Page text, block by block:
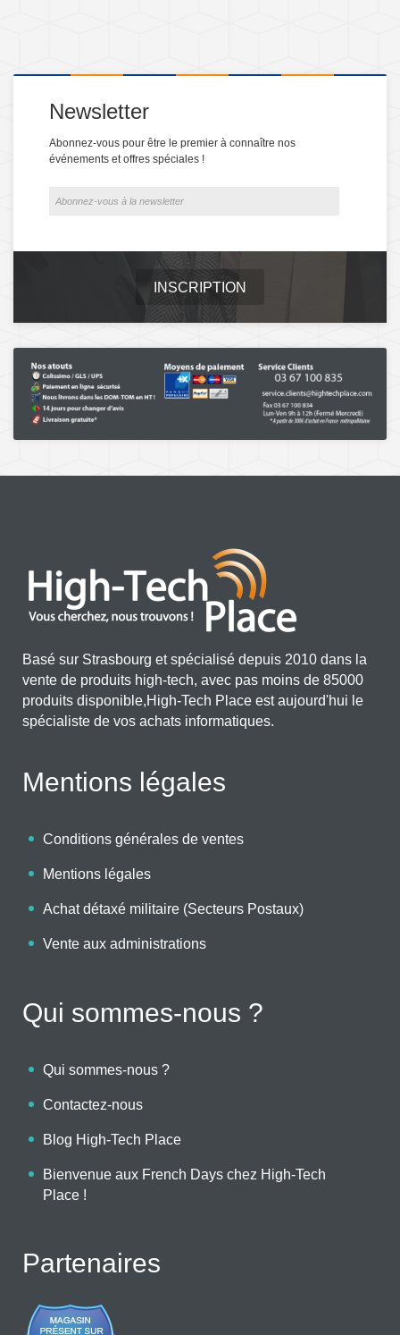
Newsletter
Abonnez-vous pour être le premier à connaître nos
événements et offres spéciales !
INSCRIPTION
Basé sur Strasbourg et spécialisé depuis 2010 dans la
vente de produits high-tech, avec pas moins de 85000
produits disponible,High-Tech Place est aujourd'hui le
spécialiste de vos achats informatiques.
Mentions légales
Conditions générales de ventes
Mentions légales
Achat détaxé militaire (Secteurs Postaux)
Vente aux administrations
Qui sommes-nous ?
Qui sommes-nous ?
Contactez-nous
Blog High-Tech Place
Bienvenue aux French Days chez High-Tech
Place !
Partenaires